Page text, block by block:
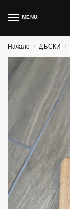
MENU
Начало / ДЪСКИ /